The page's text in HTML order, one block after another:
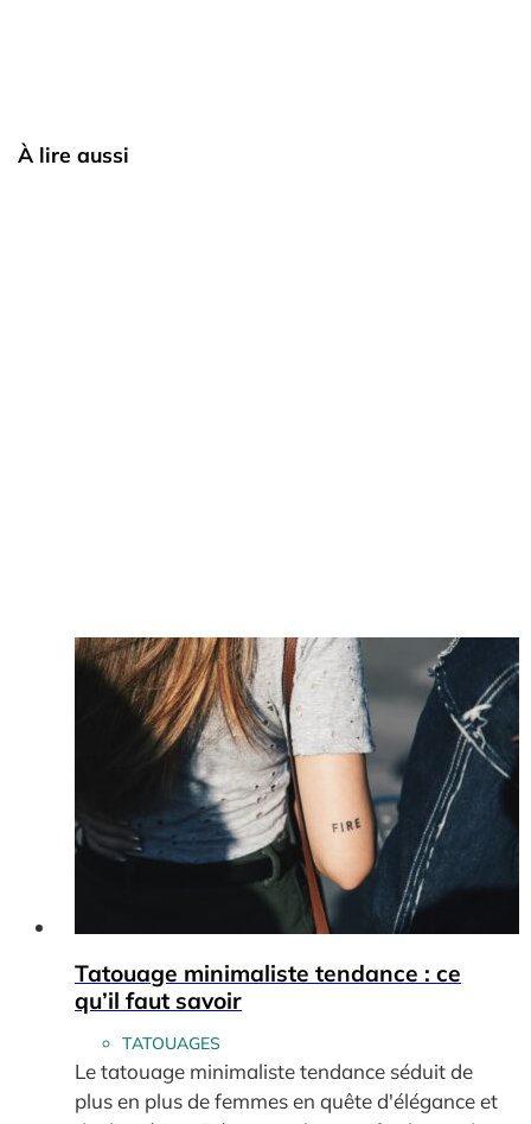
À lire aussi
Tatouage minimaliste tendance : ce
qu’il faut savoir
TATOUAGES
Le tatouage minimaliste tendance séduit de
plus en plus de femmes en quête d'élégance et